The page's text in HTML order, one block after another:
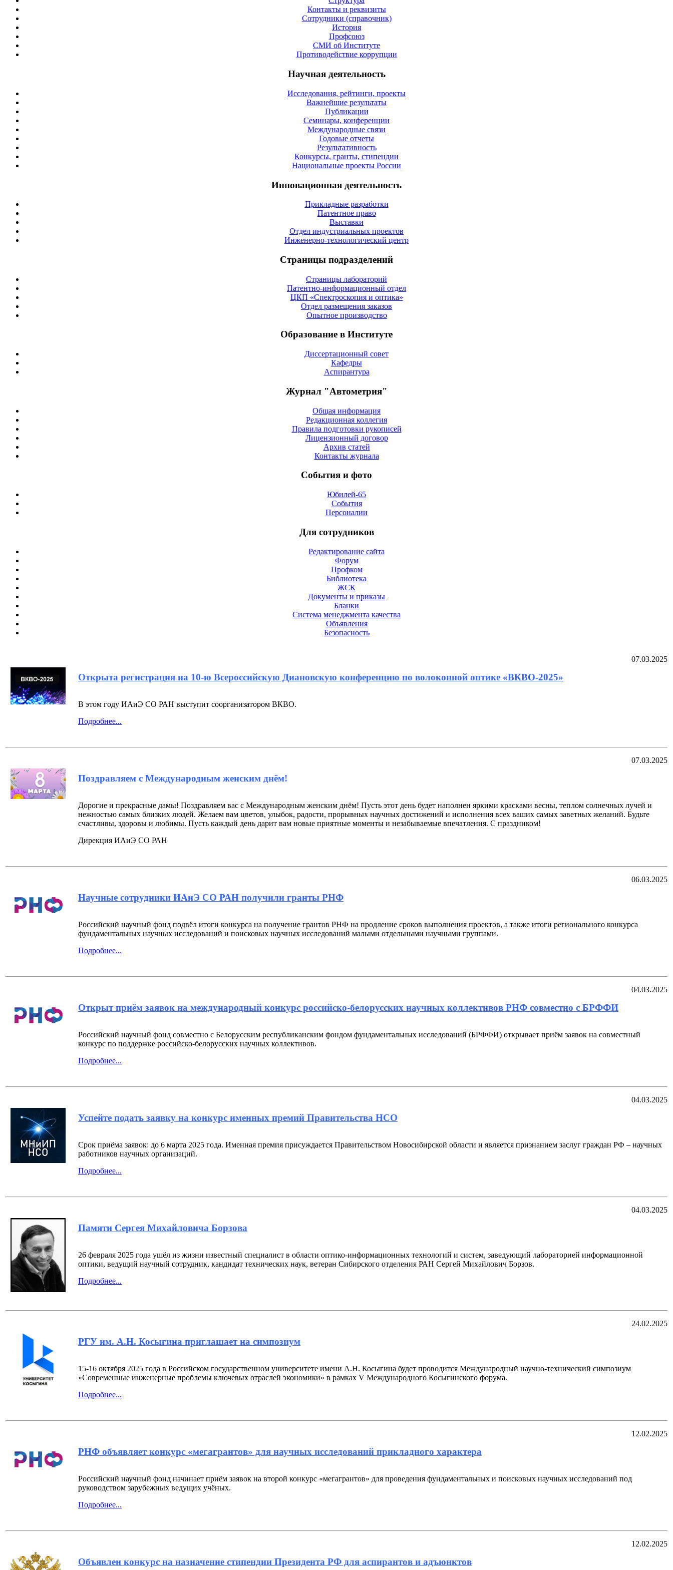
Контакты и реквизиты
Сотрудники (справочник)
История
Профсоюз
СМИ об Институте
Противодействие коррупции
Научная деятельность
Исследования, рейтинги, проекты
Важнейшие результаты
Публикации
Семинары, конференции
Международные связи
Годовые отчеты
Результативность
Конкурсы, гранты, стипендии
Национальные проекты России
Инновационная деятельность
Прикладные разработки
Патентное право
Выставки
Отдел индустриальных проектов
Инженерно-технологический центр
Страницы подразделений
Страницы лабораторий
Патентно-информационный отдел
ЦКП «Спектроскопия и оптика»
Отдел размещения заказов
Опытное производство
Образование в Институте
Диссертационный совет
Кафедры
Аспирантура
Журнал "Автометрия"
Общая информация
Редакционная коллегия
Правила подготовки рукописей
Лицензионный договор
Архив статей
Контакты журнала
События и фото
Юбилей-65
События
Персоналии
Для сотрудников
Редактирование сайта
Форум
Профком
Библиотека
ЖСК
Документы и приказы
Бланки
Система менеджмента качества
Объявления
Безопасность
07.03.2025
Открыта регистрация на 10-ю Всероссийскую Диановскую конференцию по волоконной оптике «ВКВО-2025»
В этом году ИАиЭ СО РАН выступит соорганизатором ВКВО.
Подробнее...
07.03.2025
Поздравляем с Международным женским днём!
Дорогие и прекрасные дамы! Поздравляем вас с Международным женским днём! Пусть этот день будет наполнен яркими красками весны, теплом солнечных лучей и
нежностью самых близких людей. Желаем вам цветов, улыбок, радости, прорывных научных достижений и исполнения всех ваших самых заветных желаний. Будьте
счастливы, здоровы и любимы. Пусть каждый день дарит вам новые приятные моменты и незабываемые впечатления. С праздником!
Дирекция ИАиЭ СО РАН
06.03.2025
Научные сотрудники ИАиЭ СО РАН получили гранты РНФ
Российский научный фонд подвёл итоги конкурса на получение грантов РНФ на продление сроков выполнения проектов, а также итоги регионального конкурса
фундаментальных научных исследований и поисковых научных исследований малыми отдельными научными группами.
Подробнее...
04.03.2025
Открыт приём заявок на международный конкурс российско-белорусских научных коллективов РНФ совместно с БРФФИ
Российский научный фонд совместно с Белорусским республиканским фондом фундаментальных исследований (БРФФИ) открывает приём заявок на совместный
конкурс по поддержке российско-белорусских научных коллективов.
Подробнее...
04.03.2025
Успейте подать заявку на конкурс именных премий Правительства НСО
Срок приёма заявок: до 6 марта 2025 года. Именная премия присуждается Правительством Новосибирской области и является признанием заслуг граждан РФ – научных
работников научных организаций.
Подробнее...
04.03.2025
Памяти Сергея Михайловича Борзова
26 февраля 2025 года ушёл из жизни известный специалист в области оптико-информационных технологий и систем, заведующий лабораторией информационной
оптики, ведущий научный сотрудник, кандидат технических наук, ветеран Сибирского отделения РАН Сергей Михайлович Борзов.
Подробнее...
24.02.2025
РГУ им. А.Н. Косыгина приглашает на симпозиум
15-16 октября 2025 года в Российском государственном университете имени А.Н. Косыгина будет проводится Международный научно-технический симпозиум
«Современные инженерные проблемы ключевых отраслей экономики» в рамках V Международного Косыгинского форума.
Подробнее...
12.02.2025
РНФ объявляет конкурс «мегагрантов» для научных исследований прикладного характера
Российский научный фонд начинает приём заявок на второй конкурс «мегагрантов» для проведения фундаментальных и поисковых научных исследований под
руководством зарубежных ведущих учёных.
Подробнее...
12.02.2025
Объявлен конкурс на назначение стипендии Президента РФ для аспирантов и адъюнктов